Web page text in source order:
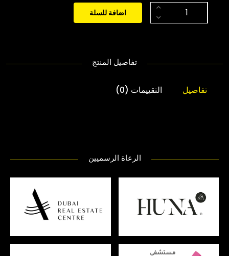
اضافة للسلة
تفاصيل المنتج
تفاصيل التقييمات (0)
الرعاة الرسميين